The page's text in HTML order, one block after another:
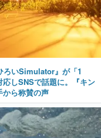
ろいSimulator』が「1
しSNSで話題に。『キン
から称賛の声